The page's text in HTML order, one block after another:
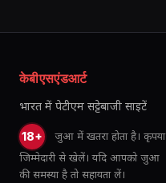
केबीएसएंडआर्ट
भारत में पेटीएम सट्टेबाजी साइटें
18+
जुआ में खतरा होता है। कृपया
जिम्मेदारी से खेलें। यदि आपको जुआ
की समस्या है तो सहायता लें।